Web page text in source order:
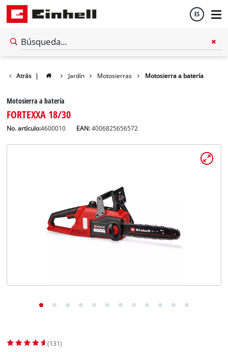
ES
Atrás | Jardín Motosierras Motosierra a batería
Motosierra a batería
FORTEXXA 18/30
No. artículo:4600010 EAN:4006825656572
(131)